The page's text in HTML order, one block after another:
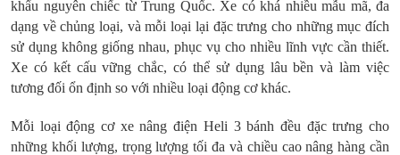
khẩu nguyên chiếc từ Trung Quốc. Xe có khá nhiều mẫu mã, đa
dạng về chủng loại, và mỗi loại lại đặc trưng cho những mục đích
sử dụng không giống nhau, phục vụ cho nhiều lĩnh vực cần thiết.
Xe có kết cấu vững chắc, có thể sử dụng lâu bền và làm việc
tương đối ổn định so với nhiều loại động cơ khác.
Mỗi loại động cơ xe nâng điện Heli 3 bánh đều đặc trưng cho
những khối lượng, trọng lượng tối đa và chiều cao nâng hàng cần